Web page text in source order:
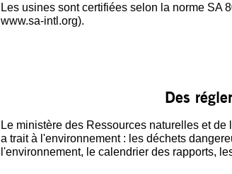
Les usines sont certifiées selon la norme SA
www.sa-intl.org).
Des
Le ministère des Ressources naturelles et
a trait à l'environnement : les déchets
l'environnement, le calendrier des rapports,